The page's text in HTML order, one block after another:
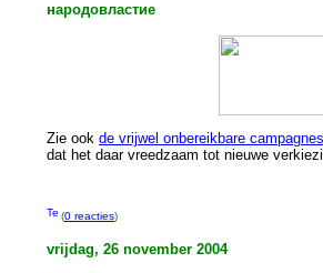
народовластие
Zie ook de vrijwel onbereikbare
dat het daar vreedzaam tot nieuwe
(0 reacties)
vrijdag, 26 november 2004